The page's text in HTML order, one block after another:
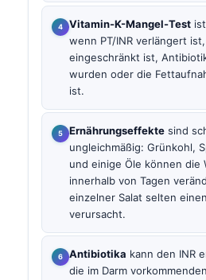
Vitamin-K-Mangel-Test
wenn PT/INR verlängert
eingeschränkt ist,
wurden oder die
ist.
Ernährungseffekte sind
ungleichmäßig: Grünkohl,
und einige Öle können die
innerhalb von Tagen
einzelner Salat selten
verursacht.
Antibiotika kann den INR
die im Darm